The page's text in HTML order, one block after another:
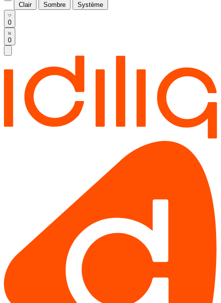
Clair Sombre Système
0
0